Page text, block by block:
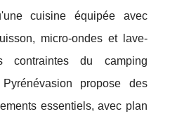
cuisine équipée avec
micro-ondes et lave-
contraintes du camping
propose des
essentiels, avec plan